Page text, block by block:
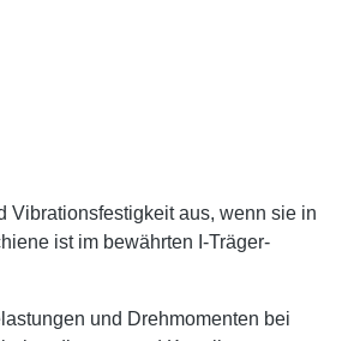
Vibrationsfestigkeit aus, wenn sie in
ist im bewährten I-Träger-
und Drehmomenten bei